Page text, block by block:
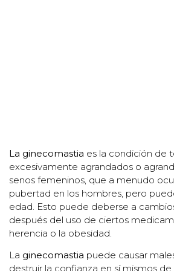
La ginecomastia es la condición de
excesivamente agrandados o
senos femeninos, que a menudo
pubertad en los hombres, pero
edad. Esto puede deberse a
después del uso de ciertos
herencia o la obesidad.
La ginecomastia puede causar
destruir la confianza en sí mismos de